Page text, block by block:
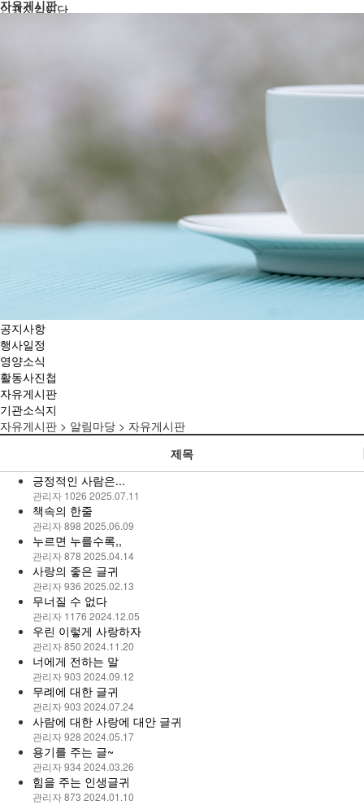
인권지킴이단
자유게시판
공지사항
행사일정
영양소식
활동사진첩
자유게시판
기관소식지
자유게시판 > 알림마당 > 자유게시판
제목
긍정적인 사람은...
관리자 1026 2025.07.11
책속의 한줄
관리자898 2025.06.09
누르면 누를수록,,
관리자878 2025.04.14
사랑의 좋은 글귀
관리자936 2025.02.13
무너질 수 없다
관리자 1176 2024.12.05
우린 이렇게 사랑하자
관리자850 2024.11.20
너에게 전하는 말
관리자903 2024.09.12
무례에 대한 글귀
관리자903 2024.07.24
사람에 대한 사랑에 대안 글귀
관리자928 2024.05.17
용기를 주는 글~
관리자9342024.03.26
힘을 주는 인생글귀
관리자873 2024.01.10